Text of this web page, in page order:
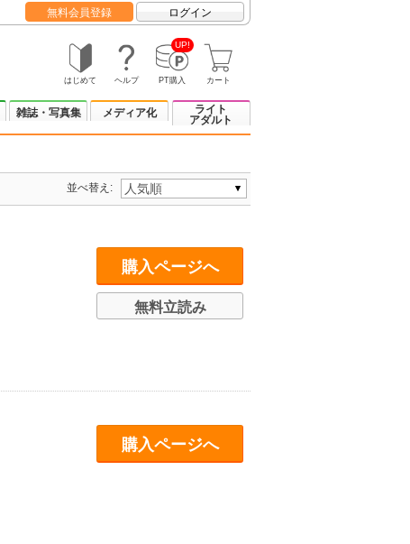
無料会員登録 ログイン
はじめて ヘルプ
UP!
PT購入 カート
雑誌・写真集 メディア化
ライト
アダルト
並べ替え:
購入ページへ
無料立読み
購入ページへ